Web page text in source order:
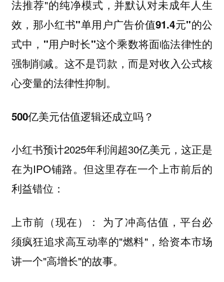
法推荐"的纯净模式，并默认对未成年人生
效， 那小红书"单用户广告价值91.4元"的公
式中，"用户时长"这个乘数将面临法律性的
强制削减。 这不是罚款，而是对收入公式核
心变量的法律性抑制。
500亿美元估值逻辑还成立吗？
小红书预计2025年利润超30亿美元，这正是
在为IPO铺路。但这里存在一个上市前后的
利益错位：
上市前（现在）： 为了冲高估值，平台必
须疯狂追求高互动率的"燃料"，给资本市场
讲一个"高增长"的故事。